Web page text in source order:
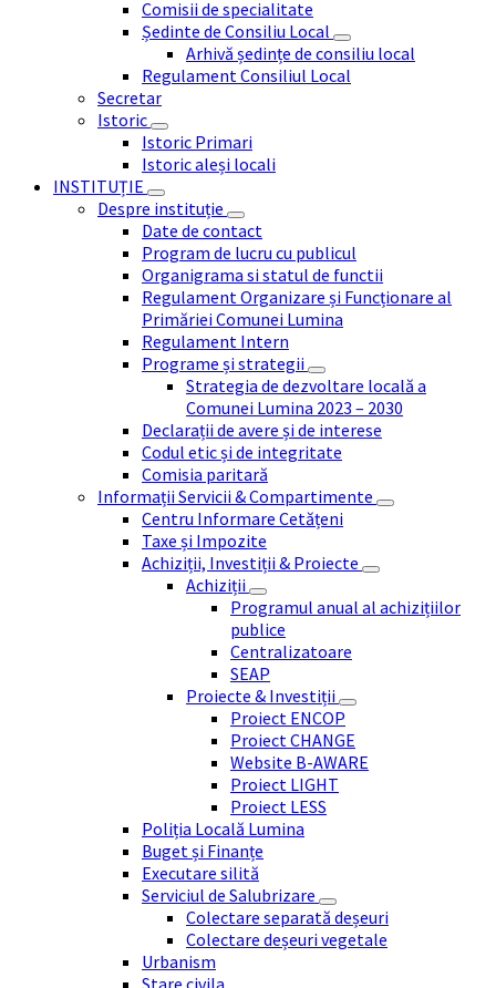
Comisii de specialitate
Ședinte de Consiliu Local
Arhivă ședințe de consiliu local
Regulament Consiliul Local
Secretar
Istoric
Istoric Primari
Istoric aleși locali
INSTITUȚIE
Despre instituție
Date de contact
Program de lucru cu publicul
Organigrama si statul de functii
Regulament Organizare și Funcționare al
Primăriei Comunei Lumina
Regulament Intern
Programe și strategii
Strategia de dezvoltare locală a
Comunei Lumina 2023 – 2030
Declarații de avere și de interese
Codul etic și de integritate
Comisia paritară
Informații Servicii & Compartimente
Centru Informare Cetățeni
Taxe și Impozite
Achiziții, Investiții & Proiecte
Achiziții
Programul anual al achizițiilor
publice
Centralizatoare
SEAP
Proiecte & Investiții
Proiect ENCOP
Proiect CHANGE
Website B-AWARE
Proiect LIGHT
Proiect LESS
Poliția Locală Lumina
Buget și Finanțe
Executare silită
Serviciul de Salubrizare
Colectare separată deșeuri
Colectare deșeuri vegetale
Urbanism
Stare civila